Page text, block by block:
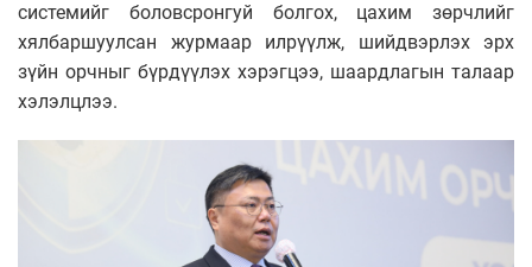
системийг боловсронгуй болгох, цахим зөрчлийг
хялбаршуулсан журмаар илрүүлж, шийдвэрлэх эрх
зүйн орчныг бүрдүүлэх хэрэгцээ, шаардлагын талаар
хэлэлцлээ.